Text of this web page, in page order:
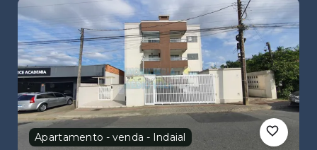
Apartamento - venda - Indaial